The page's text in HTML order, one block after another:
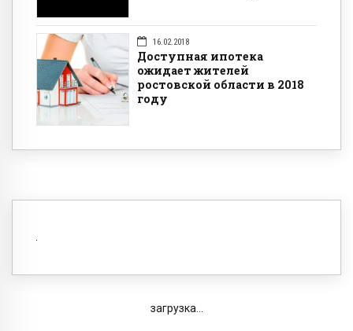
16.02.2018
Доступная ипотека
ожидает жителей
ростовской области в 2018
году
загрузка...